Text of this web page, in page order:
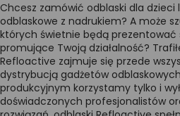
Chcesz zamówić odblaski dla dzieci
odblaskowe z nadrukiem? A może
których świetnie będą prezentować
promujące Twoją działalność?
Refloactive zajmuje się przede
dystrybucją gadżetów
produkcyjnym korzystamy tylko i
doświadczonych profesjonalistów